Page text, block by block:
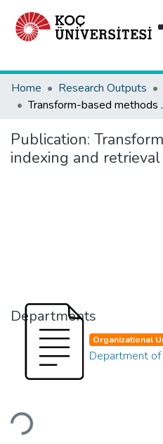
Home
Research Outputs
Transform-
Publication:
indexing and
Departments
Loading...
Organizational
Department of